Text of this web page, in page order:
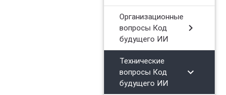
Организационные
вопросы Код
будущего ИИ
chevron_right
Технические
вопросы Код
будущего ИИ
chevron_right